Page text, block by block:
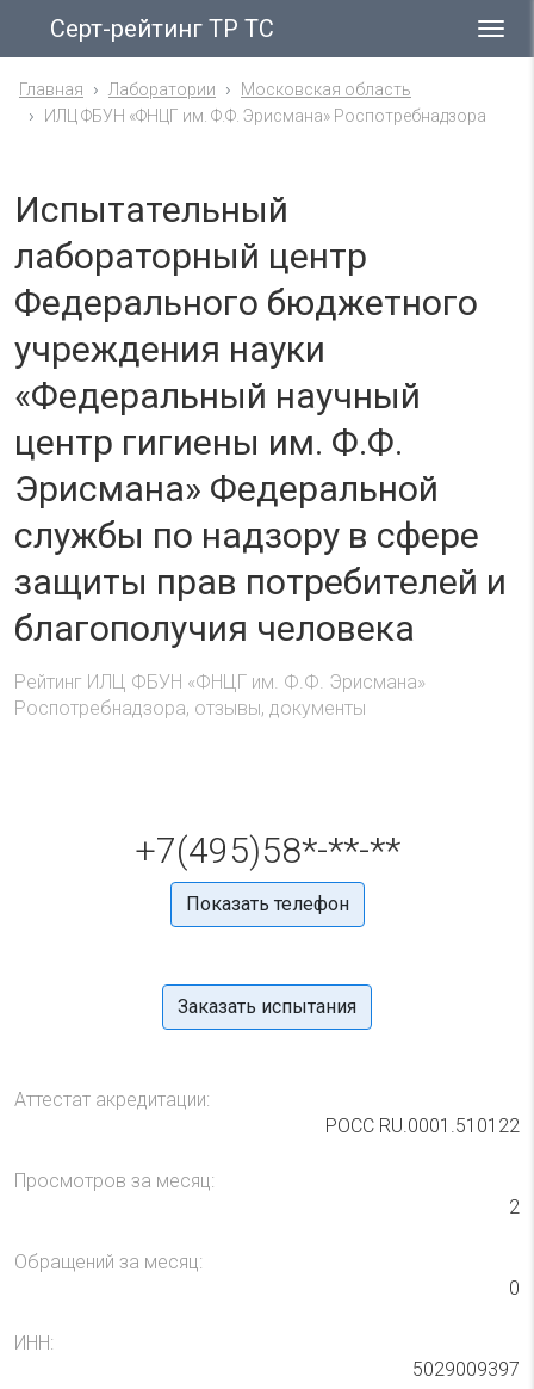
Серт-рейтинг ТР ТС
Главная Лаборатории
Московская область
ИЛЦ ФБУН «ФНЦГ им. Ф.Ф. Эрисмана» Роспотребнадзора
Испытательный
лабораторный центр
Федерального бюджетного
учреждения науки
«Федеральный научный
центр гигиены им. Ф.Ф.
Эрисмана» Федеральной
службы по надзору в сфере
защиты прав потребителей и
благополучия человека
Рейтинг ИЛЦ ФБУН «ФНЦГ им. Ф.Ф. Эрисмана»
Роспотребнадзора, отзывы, документы
+7(495)58*-**-**
Показать телефон
Заказать испытания
Аттестат акредитации:
РОСС RU.0001.510122
Просмотров за месяц:
2
Обращений за месяц:
0
ИНН:
5029009397